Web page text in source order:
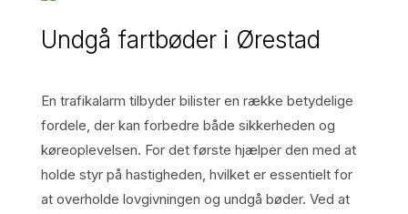
Undgå fartbøder i Ørestad
En trafikalarm tilbyder bilister en række betydelige
fordele, der kan forbedre både sikkerheden og
køreoplevelsen. For det første hjælper den med at
holde styr på hastigheden, hvilket er essentielt for
at overholde lovgivningen og undgå bøder. Ved at